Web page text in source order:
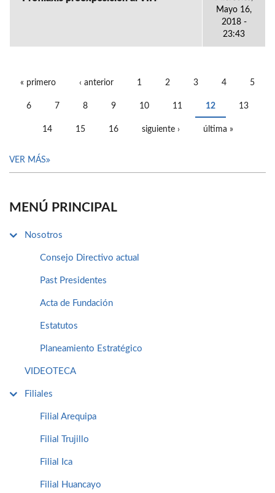
Mayo 16,
2018 -
23:43
« primero ‹ anterior 1 2 3 4 5
6 7 8 9 10 11 12 13
14 15 16 siguiente › última »
VER MÁS
MENÚ PRINCIPAL
Nosotros
Consejo Directivo actual
Past Presidentes
Acta de Fundación
Estatutos
Planeamiento Estratégico
VIDEOTECA
Filiales
Filial Arequipa
Filial Trujillo
Filial Ica
Filial Huancayo